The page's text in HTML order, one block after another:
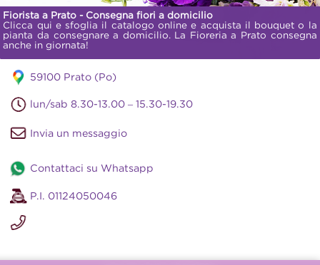
59100 Prato (Po)
lun/sab 8.30-13.00 – 15.30-19.30
Invia un messaggio
Fiorista a Prato - Consegna fiori a domicilio
Clicca qui e sfoglia il catalogo online e acquista il bouquet o la
pianta da consegnare a domicilio. La Fioreria a Prato consegna
anche in giornata!
Contattaci su Whatsapp
P.I. 01124050046